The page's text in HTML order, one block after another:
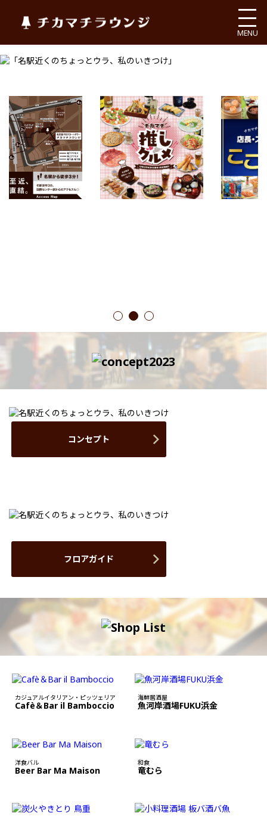
チカマチラウンジ
MENU
1 2 3
コンセプト
フロアガイド
カジュアルイタリアン・ピッツェリア
Cafè＆Bar il Bamboccio
海鮮居酒屋
魚河岸酒場FUKU浜金
洋食バル
Beer Bar Ma Maison
和食
竜むら